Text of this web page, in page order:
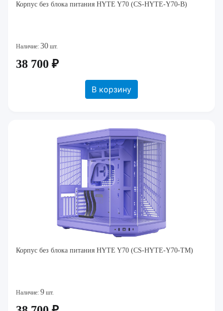
Корпус без блока питания HYTE Y70 (CS-HYTE-Y70-B)
Наличие: 30 шт.
38 700 ₽
В корзину
Корпус без блока питания HYTE Y70 (CS-HYTE-Y70-TM)
Наличие: 9 шт.